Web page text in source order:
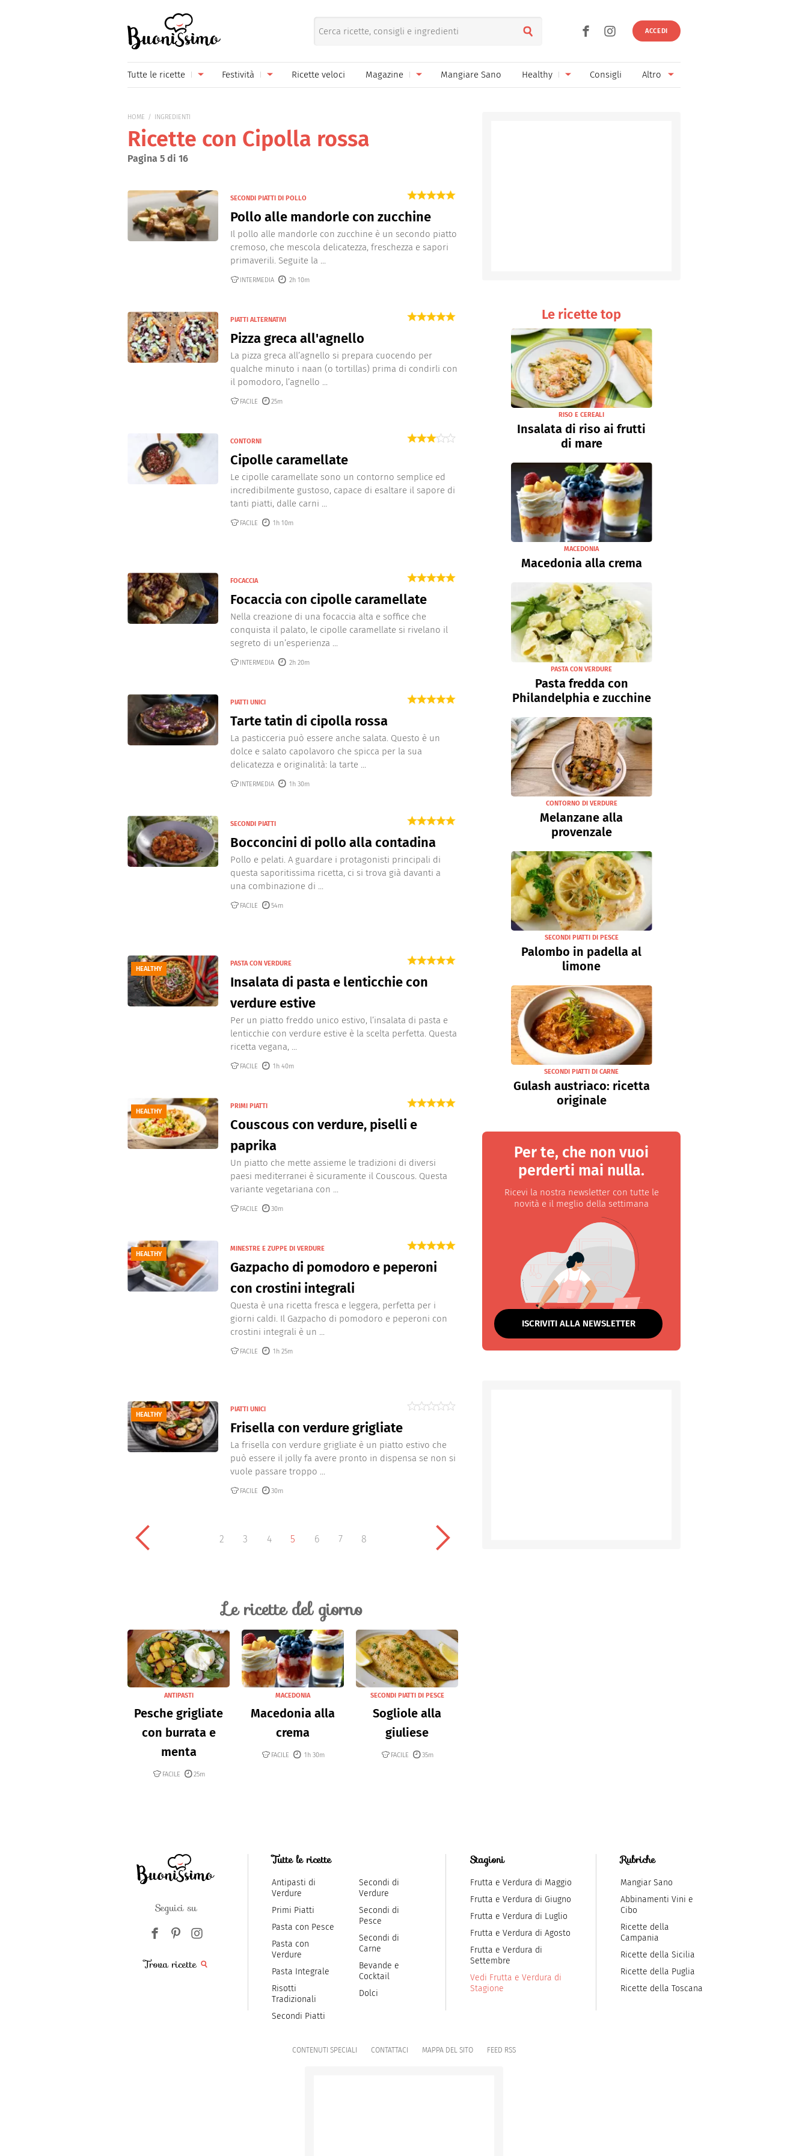
ACCEDI
Tutte le ricette
Primi piatti Pane pizza focacce
Secondi piatti
Contorni Conserve
Formaggi
Bevande
Festività
Carnevale
Festa della Donna
Festa del Papà
Natale
Pasqua
Ricette veloci Magazine Mangiare Sano Healthy Consigli Altro
HOME INGREDIENTI
Ricette con Cipolla rossa
Pagina 5 di 16
SECONDI PIATTI DI POLLO
Pollo alle mandorle con zucchine
Il pollo alle mandorle con zucchine è un secondo piatto
cremoso, che mescola delicatezza, freschezza e sapori
primaverili. Seguite la ...
INTERMEDIA 2h 10m
PIATTI ALTERNATIVI
Pizza greca all'agnello
La pizza greca all’agnello si prepara cuocendo per
qualche minuto i naan (o tortillas) prima di condirli con
il pomodoro, l’agnello ...
FACILE 25m
CONTORNI
Cipolle caramellate
Le cipolle caramellate sono un contorno semplice ed
incredibilmente gustoso, capace di esaltare il sapore di
tanti piatti, dalle carni ...
FACILE 1h 10m
FOCACCIA
Focaccia con cipolle caramellate
Nella creazione di una focaccia alta e soffice che
conquista il palato, le cipolle caramellate si rivelano il
segreto di un’esperienza ...
INTERMEDIA 2h 20m
PIATTI UNICI
Tarte tatin di cipolla rossa
La pasticceria può essere anche salata. Questo è un
dolce e salato capolavoro che spicca per la sua
delicatezza e originalità: la tarte ...
INTERMEDIA 1h 30m
SECONDI PIATTI
Bocconcini di pollo alla contadina
Pollo e pelati. A guardare i protagonisti principali di
questa saporitissima ricetta, ci si trova già davanti a
una combinazione di ...
FACILE 54m
HEALTHY
PASTA CON VERDURE
Insalata di pasta e lenticchie con
verdure estive
Per un piatto freddo unico estivo, l’insalata di pasta e
lenticchie con verdure estive è la scelta perfetta. Questa
ricetta vegana, ...
FACILE 1h 40m
HEALTHY
PRIMI PIATTI
Couscous con verdure, piselli e
paprika
Un piatto che mette assieme le tradizioni di diversi
paesi mediterranei è sicuramente il Couscous. Questa
variante vegetariana con ...
FACILE 30m
HEALTHY
MINESTRE E ZUPPE DI VERDURE
Gazpacho di pomodoro e peperoni
con crostini integrali
Questa è una ricetta fresca e leggera, perfetta per i
giorni caldi. Il Gazpacho di pomodoro e peperoni con
crostini integrali è un ...
FACILE 1h 25m
HEALTHY
PIATTI UNICI
Frisella con verdure grigliate
La frisella con verdure grigliate è un piatto estivo che
può essere il jolly fa avere pronto in dispensa se non si
vuole passare troppo ...
FACILE 30m
2 3 4 5 6 7 8
Le ricette del giorno
ANTIPASTI
Pesche grigliate
con burrata e
menta
FACILE 25m
MACEDONIA
Macedonia alla
crema
FACILE 1h 30m
SECONDI PIATTI DI PESCE
Sogliole alla
giuliese
FACILE 35m
Le ricette top
RISO E CEREALI
Insalata di riso ai frutti
di mare
MACEDONIA
Macedonia alla crema
PASTA CON VERDURE
Pasta fredda con
Philandelphia e zucchine
CONTORNO DI VERDURE
Melanzane alla
provenzale
SECONDI PIATTI DI PESCE
Palombo in padella al
limone
SECONDI PIATTI DI CARNE
Gulash austriaco: ricetta
originale
Per te, che non vuoi
perderti mai nulla.
Ricevi la nostra newsletter con tutte le
novità e il meglio della settimana
ISCRIVITI ALLA NEWSLETTER
Seguici su
Trova ricette
Tutte le ricette
Antipasti di
Verdure
Primi Piatti
Pasta con Pesce
Pasta con
Verdure
Pasta Integrale
Risotti
Tradizionali
Secondi Piatti
Secondi di
Verdure
Secondi di
Pesce
Secondi di
Carne
Bevande e
Cocktail
Dolci
Stagioni
Frutta e Verdura di Maggio
Frutta e Verdura di Giugno
Frutta e Verdura di Luglio
Frutta e Verdura di Agosto
Frutta e Verdura di
Settembre
Vedi Frutta e Verdura di
Stagione
Rubriche
Mangiar Sano
Abbinamenti Vini e
Cibo
Ricette della
Campania
Ricette della Sicilia
Ricette della Puglia
Ricette della Toscana
CONTENUTI SPECIALI CONTATTACI MAPPA DEL SITO FEED RSS